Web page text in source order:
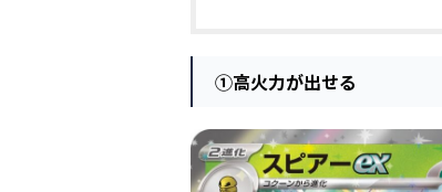
①高火力が出せる